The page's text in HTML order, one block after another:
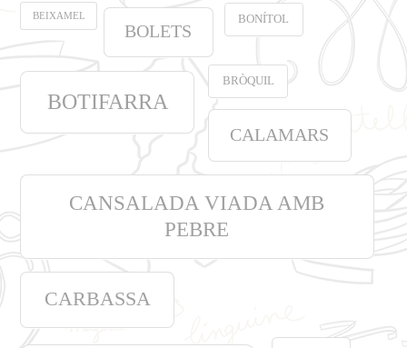
BEIXAMEL
BOLETS
BONÍTOL
BOTIFARRA
BRÒQUIL
CALAMARS
CANSALADA VIADA AMB
PEBRE
CARBASSA